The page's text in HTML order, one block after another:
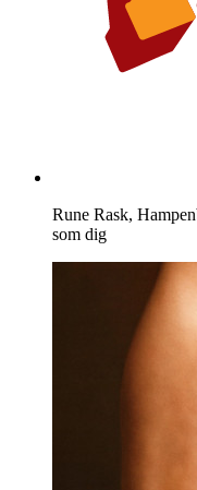
Rune Rask,
som dig